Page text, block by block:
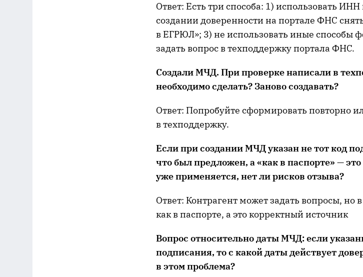
Ответ: Есть три способа: 1) использовать
создании доверенности на портале ФНС
в ЕГРЮЛ»; 3) не использовать иные способы
задать вопрос в техподдержку портала ФНС.
СоздалиМЧД. При проверке написали в тех
необходимо сделать? Заново создавать?
Ответ: Попробуйте сформировать повторно
в техподдержку.
Если при создании МЧД указан не тот код
что былпредложен, а «как в паспорте» —
уже применяется, нет ли рисков отзыва?
Ответ: Контрагент может задать вопросы, но
как в паспорте, а это корректный источник
Вопрос относительно даты МЧД: если
подписания, то с какой даты действует
в этом проблема?